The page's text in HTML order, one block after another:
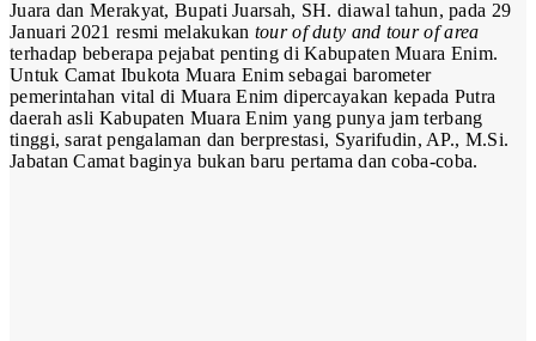
Juara dan Merakyat, Bupati Juarsah, SH. diawal tahun, pada 29
Januari 2021 resmi melakukan tour of duty and tour of area
terhadap beberapa pejabat penting di Kabupaten Muara Enim.
Untuk Camat Ibukota Muara Enim sebagai barometer
pemerintahan vital di Muara Enim dipercayakan kepada Putra
daerah asli Kabupaten Muara Enim yang punya jam terbang
tinggi, sarat pengalaman dan berprestasi, Syarifudin, AP., M.Si.
Jabatan Camat baginya bukan baru pertama dan coba-coba.